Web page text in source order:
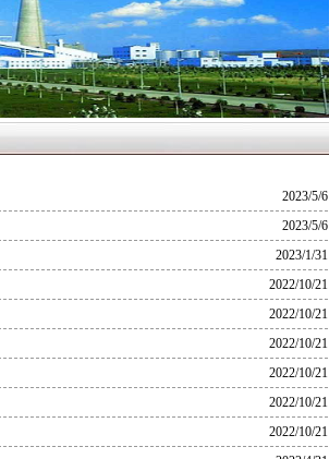
2023/5/6
2023/5/6
2023/1/31
2022/10/21
2022/10/21
2022/10/21
2022/10/21
2022/10/21
2022/10/21